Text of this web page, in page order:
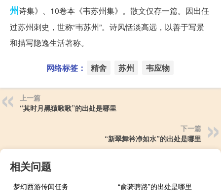
州诗集》、10卷本《韦苏州集》。散文仅存一篇。因出任
过苏州刺史，世称“韦苏州”。诗风恬淡高远，以善于写景
和描写隐逸生活著称。
网络标签： 精舍 苏州 韦应物
上一篇
“其时月黑猿啾啾”的出处是哪里
下一篇
“新翠舞衿净如水”的出处是哪里
相关问题
梦幻西游传闻任务
“俞骑骋路”的出处是哪里